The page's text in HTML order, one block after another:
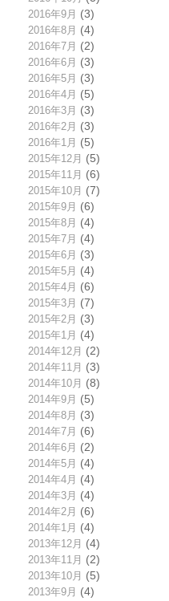
2016年9月 (3)
2016年8月 (4)
2016年7月 (2)
2016年6月 (3)
2016年5月 (3)
2016年4月 (5)
2016年3月 (3)
2016年2月 (3)
2016年1月 (5)
2015年12月 (5)
2015年11月 (6)
2015年10月 (7)
2015年9月 (6)
2015年8月 (4)
2015年7月 (4)
2015年6月 (3)
2015年5月 (4)
2015年4月 (6)
2015年3月 (7)
2015年2月 (3)
2015年1月 (4)
2014年12月 (2)
2014年11月 (3)
2014年10月 (8)
2014年9月 (5)
2014年8月 (3)
2014年7月 (6)
2014年6月 (2)
2014年5月 (4)
2014年4月 (4)
2014年3月 (4)
2014年2月 (6)
2014年1月 (4)
2013年12月 (4)
2013年11月 (2)
2013年10月 (5)
2013年9月 (4)